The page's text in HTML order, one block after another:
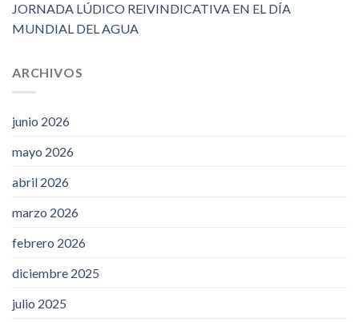
JORNADA LÚDICO REIVINDICATIVA EN EL DÍA
MUNDIAL DEL AGUA
ARCHIVOS
junio 2026
mayo 2026
abril 2026
marzo 2026
febrero 2026
diciembre 2025
julio 2025